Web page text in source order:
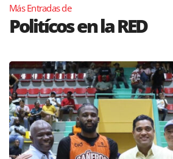
Más Entradas de
Politícos en la RED